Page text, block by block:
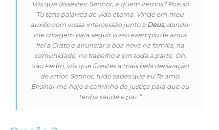
Vós que dissestes: Senhor, a quem iremos? Pois só
Tu tens palavras de vida eterna. Vinde em meu
auxílio com vossa intercessão junto a Deus, dando-
me coragem para seguir vosso exemplo de amor
fiel a Cristo e anunciar a boa nova na família, na
comunidade, no trabalho e em toda a parte. Oh,
São Pedro, vós que fizestes a mais bela declaração
de amor: Senhor, tudo sabes que eu Te amo.
Ensinai-me hoje o caminho da justiça para que eu
tenha saúde e paz.”